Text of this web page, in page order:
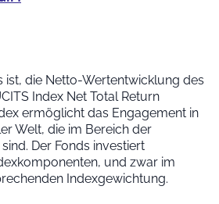
ist, die Netto-Wertentwicklung des
Index Net Total Return
ermöglicht das Engagement in
Welt, die im Bereich der
Der Fonds investiert
und zwar im
Indexgewichtung.